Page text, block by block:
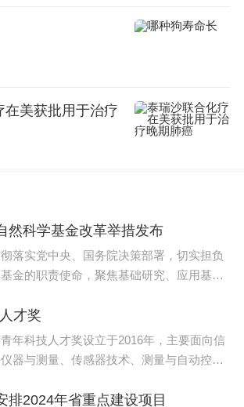
科的辉煌。
使命光荣、任重道远，我将全力以
们将广泛开展基础研究的国际合作，
合，产出一批高质量的科研成果，
生物物理、计算物理等学科方向
引领性的前沿基础研究，持续产生
际影响力的一流前沿基础研究机
在美获批用于治疗
然科学基金改革举措发布
落实党中央、国务院决策部署，切实担负
金的职责使命，聚焦基础研究、应用基础
才奖
年科技人才奖设立于2016年，主要面向信
器与测量、传感器技术、测量与自动控制
排2024年省重点建设项目